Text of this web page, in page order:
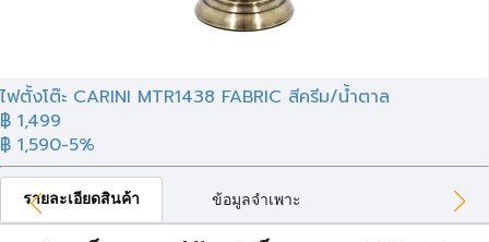
ไฟตั้งโต๊ะ CARINI MTR1438 FABRIC สีครีม/น้ำตาล
฿ 1,499
฿ 1,590-5%
รายละเอียดสินค้า ข้อมูลจำเพาะ